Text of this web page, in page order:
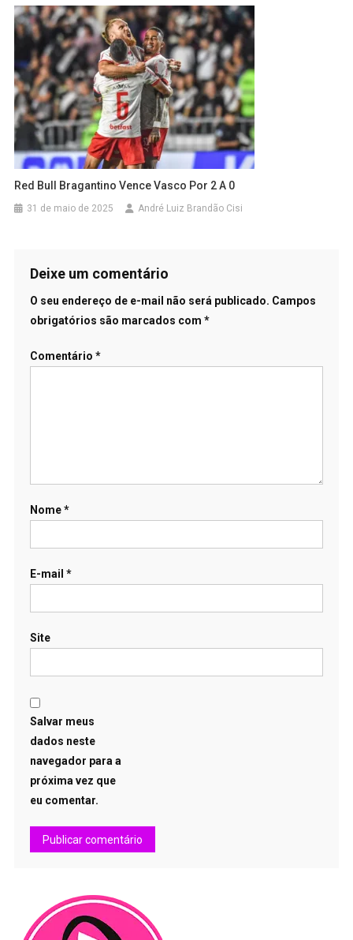
Red Bull Bragantino Vence Vasco Por 2 A 0
31 de maio de 2025 André Luiz Brandão Cisi
Deixe um comentário
O seu endereço de e-mail não será publicado. Campos
obrigatórios são marcados com *
Comentário *
Nome*
E-mail *
Site
Salvar meus
dados neste
navegador para a
próxima vez que
eu comentar.